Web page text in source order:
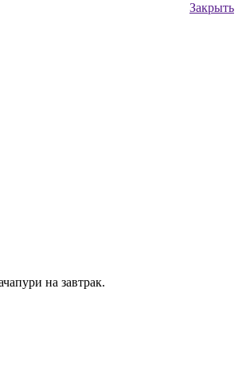
Закрыть
на завтрак.